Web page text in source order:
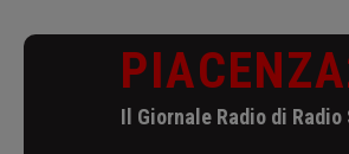
Il Giornale Radio di Radio